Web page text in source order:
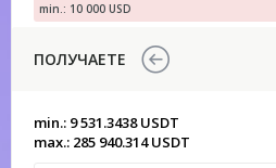
min.: 10 000 USD
ПОЛУЧАЕТЕ
min.: 9 531.3438 USDT
max.: 285 940.314 USDT